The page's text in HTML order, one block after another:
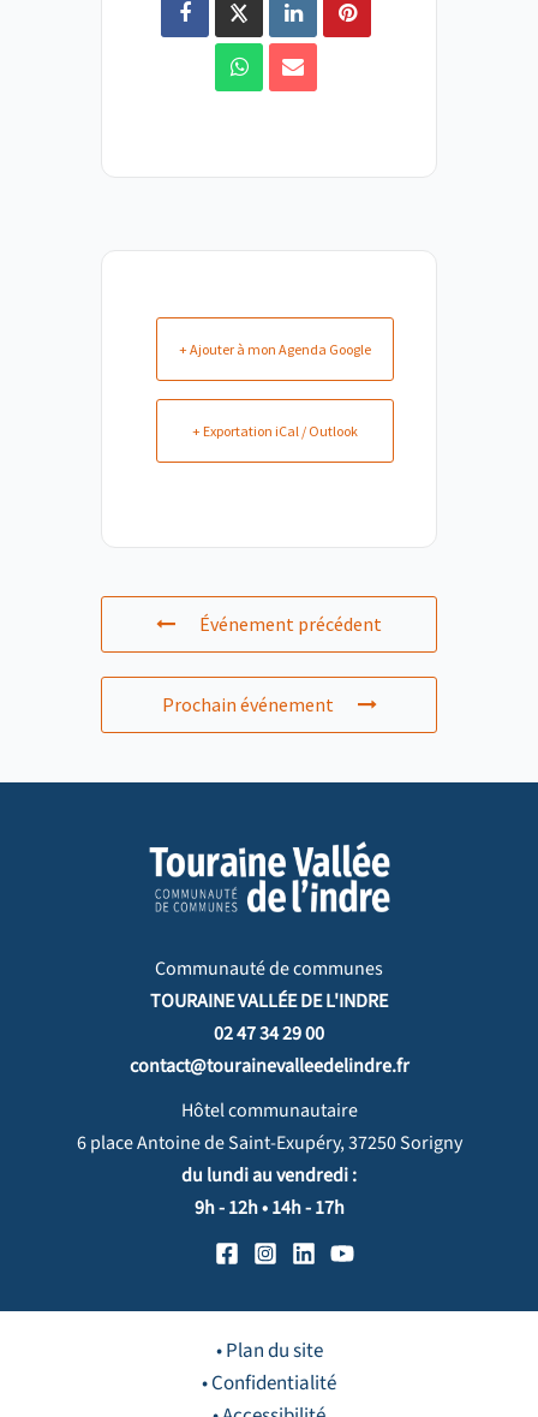
+ Ajouter à mon Agenda Google
+ Exportation iCal / Outlook
Événement précédent
Prochain événement
Communauté de communes
TOURAINE VALLÉE DE L'INDRE
02 47 34 29 00
contact@tourainevalleedelindre.fr
Hôtel communautaire
6 place Antoine de Saint-Exupéry, 37250 Sorigny
du lundi au vendredi :
9h - 12h • 14h - 17h
• Plan du site
• Confidentialité